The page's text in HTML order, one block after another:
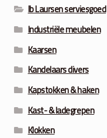
Ib Laursen serviesgoed
Industriële meubelen
Kaarsen
Kandelaars divers
Kapstokken & haken
Kast- & ladegrepen
Klokken